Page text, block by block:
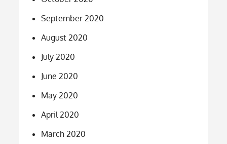
September 2020
August 2020
July 2020
June 2020
May 2020
April 2020
March 2020